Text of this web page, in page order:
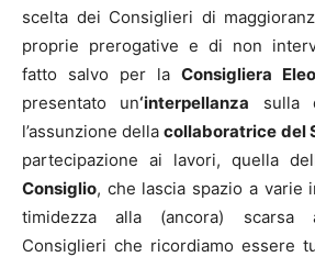
scelta dei Consiglieri di
proprie prerogative e di non
fatto salvo per la Consigliera
presentato un‘interpellanza sulla
l’assunzione dellacollaboratrice del
partecipazione ai lavori, quella
Consiglio, che lascia spazio a varie
timidezza alla (ancora) scarsa
Consiglieri che ricordiamo essere